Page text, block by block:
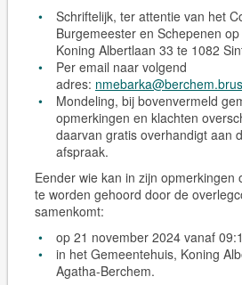
Schriftelijk, ter attentie van het
Burgemeester en Schepenen
Koning Albertlaan 33 te 1082
Per email naar volgend
adres:
Mondeling, bij bovenvermeld
opmerkingen en klachten
daarvan gratis overhandigt aan
afspraak.
Eender wie kan in zijn opmerkingen
te worden gehoord door de
samenkomt:
op 21 november 2024 vanaf
in het Gemeentehuis, Koning
Agatha-Berchem.